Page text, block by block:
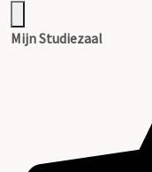
Mijn Studiezaal